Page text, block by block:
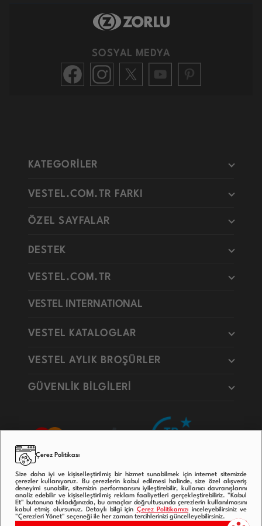
SOSYAL MEDYA
KATEGORİLER
VESTEL.COM.TR FARKI
ÖZEL SAYFALAR
DESTEK
VESTEL.COM.TR
VESTEL INTERNATIONAL
VESTEL KATALOGLAR
VESTEL AYLIK BROŞÜRLER
GÜVENLİK BİLGİLERİ
Copyright © 2020
Çerez Politikası
Size daha iyi ve kişiselleştirilmiş bir hizmet sunabilmek için internet sitemizde
çerezler kullanıyoruz. Bu çerezlerin kabul edilmesi halinde, size özel alışveriş
deneyimi sunabilir, sitemizin performansını iyileştirebilir, kullanıcı davranışlarını
analiz edebilir ve kişiselleştirilmiş reklam faaliyetleri gerçekleştirebiliriz. "Kabul
Et" butonuna tıkladığınızda, bu amaçlar doğrultusunda çerezlerin kullanılmasını
kabul etmiş olursunuz. Detaylı bilgi için Çerez Politikamızı inceleyebilirsiniz ve
"Çerezleri Yönet" seçeneği ile her zaman tercihlerinizi güncelleyebilirsiniz.